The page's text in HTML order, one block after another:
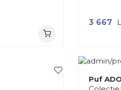
3 667
Puf